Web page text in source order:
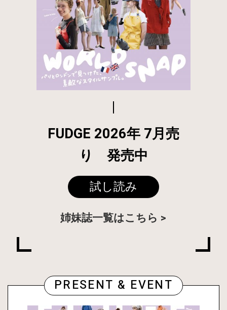
FUDGE 2026年 7月売
り 発売中
試し読み
姉妹誌一覧はこちら
PRESENT & EVENT